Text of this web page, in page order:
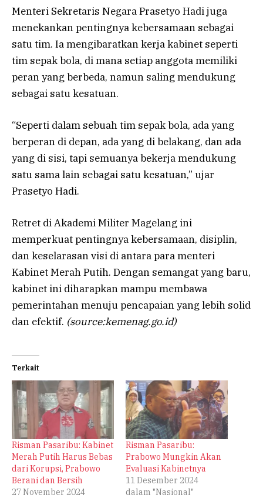
Menteri Sekretaris Negara Prasetyo Hadi juga
menekankan pentingnya kebersamaan sebagai
satu tim. Ia mengibaratkan kerja kabinet seperti
tim sepak bola, di mana setiap anggota memiliki
peran yang berbeda, namun saling mendukung
sebagai satu kesatuan.
“Seperti dalam sebuah tim sepak bola, ada yang
berperan di depan, ada yang di belakang, dan ada
yang di sisi, tapi semuanya bekerja mendukung
satu sama lain sebagai satu kesatuan,” ujar
Prasetyo Hadi.
Retret di Akademi Militer Magelang ini
memperkuat pentingnya kebersamaan, disiplin,
dan keselarasan visi di antara para menteri
Kabinet Merah Putih. Dengan semangat yang baru,
kabinet ini diharapkan mampu membawa
pemerintahan menuju pencapaian yang lebih solid
dan efektif. (source:kemenag.go.id)
Terkait
Risman Pasaribu: Kabinet
Merah Putih Harus Bebas
dari Korupsi, Prabowo
Berani dan Bersih
27 November 2024
Risman Pasaribu:
Prabowo Mungkin Akan
Evaluasi Kabinetnya
11 Desember 2024
dalam "Nasional"